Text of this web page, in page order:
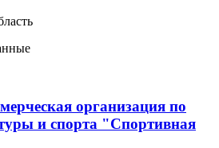
организация по
и спорта "Спортивная